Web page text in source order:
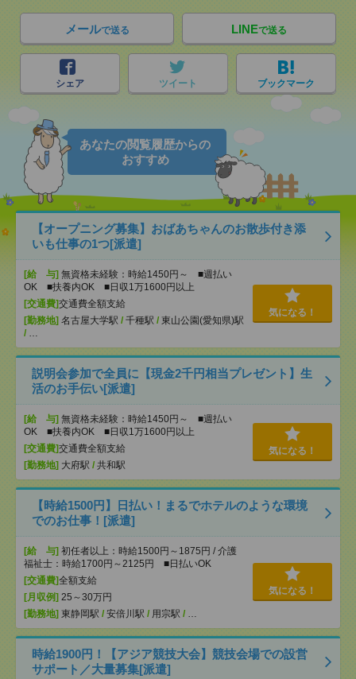
メールで送る LINEで送る
シェア ツイート ブックマーク
あなたの閲覧履歴からの
おすすめ
【オープニング募集】おばあちゃんのお散歩付き添
いも仕事の1つ[派遣]
[給 与] 無資格未経験：時給1450円～ ■週払い
OK ■扶養内OK ■日収1万1600円以上
[交通費]交通費全額支給
[勤務地] 名古屋大学駅 / 千種駅 / 東山公園(愛知県)駅
/ …
気になる！
説明会参加で全員に【現金2千円相当プレゼント】生
活のお手伝い[派遣]
[給 与] 無資格未経験：時給1450円～ ■週払い
OK ■扶養内OK ■日収1万1600円以上
[交通費]交通費全額支給
[勤務地] 大府駅 / 共和駅
気になる！
【時給1500円】日払い！まるでホテルのような環境
でのお仕事！[派遣]
[給 与] 初任者以上：時給1500円～1875円 / 介護
福祉士：時給1700円～2125円 ■日払いOK
[交通費]全額支給
[月収例] 25～30万円
[勤務地] 東静岡駅 / 安倍川駅 / 用宗駅 / …
気になる！
時給1900円！【アジア競技大会】競技会場での設営
サポート／大量募集[派遣]